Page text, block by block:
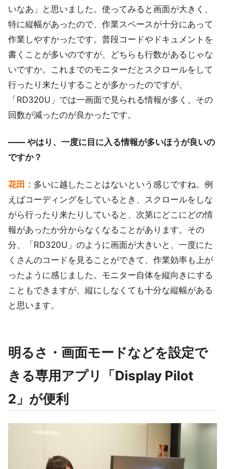
いなあ」と思いました。使ってみると画面が大きく、
特に縦幅があったので、作業スペースが十分にあって
作業しやすかったです。普段コードやドキュメントを
書くことが多いのですが、どちらも行数があるじゃな
いですか。これまでのモニターだとスクロールをして
行ったり来たりすることが多かったのですが、
「RD320U」では一画面で見られる情報が多く、その
回数が減ったのが良かったです。
―― やはり、一度に目に入る情報が多いほうが良いの
ですか？
花田： 多いに越したことはないという感じですね。例
えばコーディングをしているとき、スクロールをしな
がら行ったり来たりしていると、次第にどこにどの情
報があったか分からなくなることがあります。その
分、「RD320U」のように画面が大きいと、一度にた
くさんのコードを見ることができて、作業効率も上が
ったように感じました。モニター自体を縦向きにする
こともできますが、縦にしなくても十分な縦幅がある
と思います。
明るさ・画面モードなどを設定で
きる専用アプリ「Display Pilot
2」が便利